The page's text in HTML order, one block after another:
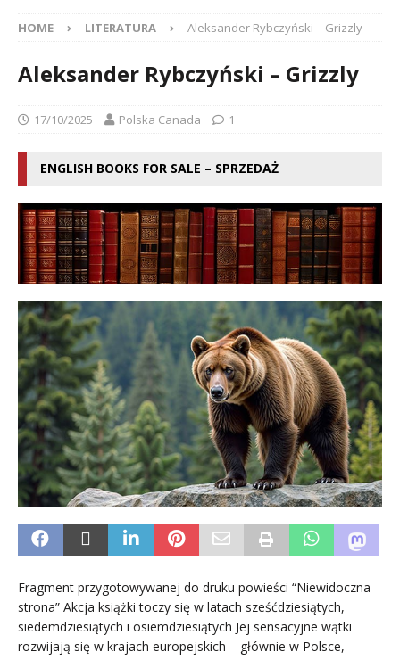
HOME LITERATURA Aleksander Rybczyński – Grizzly
Aleksander Rybczyński – Grizzly
17/10/2025 Polska Canada 1
ENGLISH BOOKS FOR SALE – SPRZEDAŻ
Fragment przygotowywanej do druku powieści “Niewidoczna
strona” Akcja książki toczy się w latach sześćdziesiątych,
siedemdziesiątych i osiemdziesiątych Jej sensacyjne wątki
rozwijają się w krajach europejskich – głównie w Polsce,